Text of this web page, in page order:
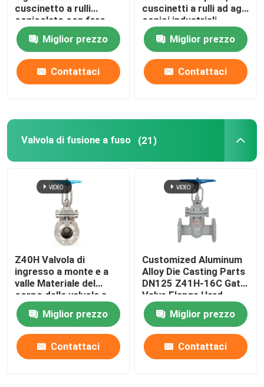
cuscinetto a rulli
conicolato con foro
rotondo polifunzionale
Miglior prezzo
Contattaci
cuscinetti a rulli ad ago
conici industriali
Miglior prezzo
Contattaci
Valvola di fusione a fuso (21)
Z40H Valvola di
ingresso a monte e a
valle Materiale del
corpo della valvola a
tronco connessione a
flangia WCBMiglior prezzo
Contattaci
Customized Aluminum
Alloy Die Casting Parts
DN125 Z41H-16C Gate
Valve Flange Hard
Sealing Insurance
ISO/TS16949 2009
Ductile Iron
Miglior prezzo
Contattaci